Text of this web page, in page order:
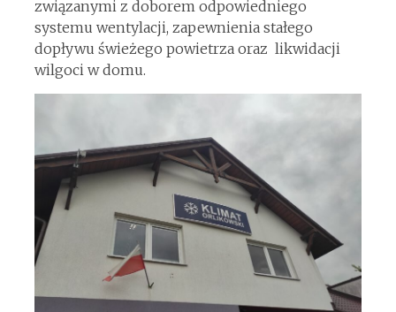
związanymi z doborem odpowiedniego
systemu wentylacji, zapewnienia stałego
dopływu świeżego powietrza oraz likwidacji
wilgoci w domu.